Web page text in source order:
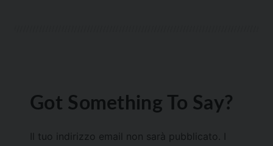
Got Something To Say?
Il tuo indirizzo email non sarà pubblicato.